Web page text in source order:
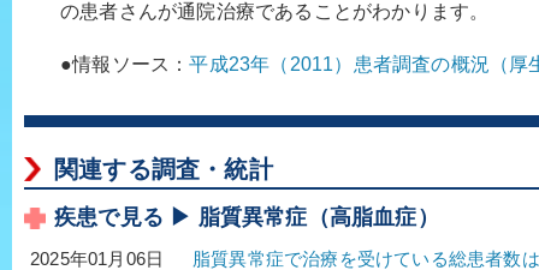
の患者さんが通院治療であることがわかります。
●情報ソース：平成23年（2011）患者調査の概況（厚
関連する調査・統計
疾患で見る ▶ 脂質異常症（高脂血症）
2025年01月06日
脂質異常症で治療を受けている総患者数